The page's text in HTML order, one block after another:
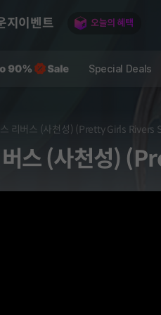
지 이벤트
Special Deals
리버스 (사천성) (Pretty Girls Rivers
버스 (사천성)